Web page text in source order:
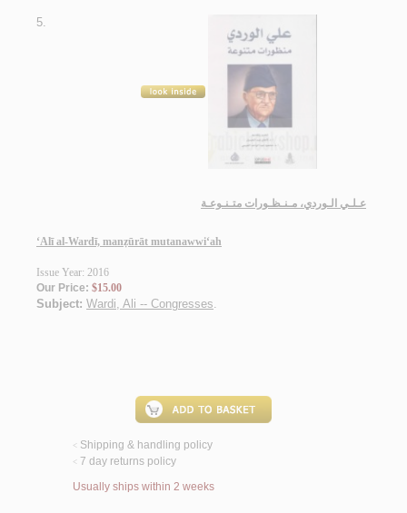
5.
عـلـي الـوردي، مـنـظـورات متـنـوعـة
‘Alī al-Wardī, manẓūrāt mutanawwi‘ah
Issue Year: 2016
Our Price: $15.00
Subject: Wardi, Ali -- Congresses.
< Shipping & handling policy
< 7 day returns policy
Usually ships within 2 weeks